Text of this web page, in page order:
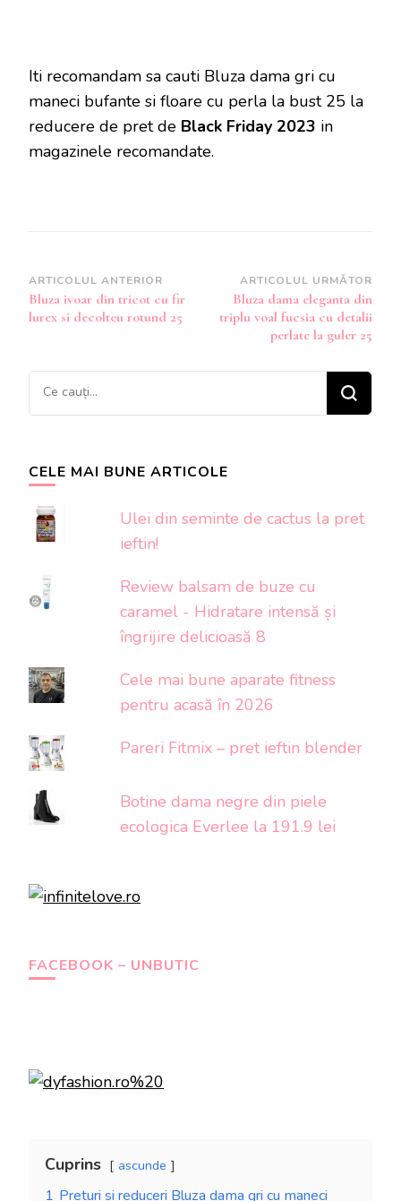
Iti recomandam sa cauti Bluza dama gri cu
maneci bufante si floare cu perla la bust 25 la
reducere de pret de Black Friday 2023 in
magazinele recomandate.
Navigare
în
ARTICOLUL ANTERIOR
Bluza ivoar din tricot cu fir
lurex si decolteu rotund 25
ARTICOLUL URMĂTOR
Bluza dama eleganta din
triplu voal fucsia cu detalii
perlate la guler 25
Cauți
ceva?
CELE MAI BUNE ARTICOLE
Ulei din seminte de cactus la pret
ieftin!
Review balsam de buze cu
caramel - Hidratare intensă și
îngrijire delicioasă 8
Cele mai bune aparate fitness
pentru acasă în 2026
Pareri Fitmix – pret ieftin blender
Botine dama negre din piele
ecologica Everlee la 191.9 lei
FACEBOOK – UNBUTIC
Cuprins ascunde
1 Preturi si reduceri Bluza dama gri cu maneci